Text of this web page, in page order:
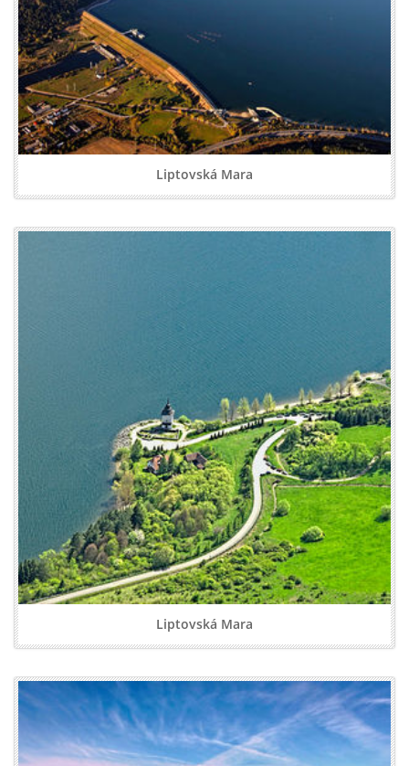
Liptovská Mara
Liptovská Mara